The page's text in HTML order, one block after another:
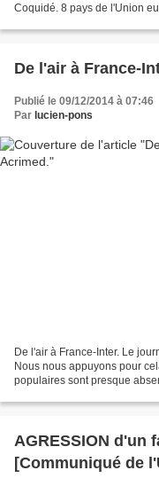
Coquidé. 8 pays de l'Union
De l'air à France-
Publié le 09/12/2014 à 07:46
Par lucien-pons
De l'air à France-Inter. Le
Nous nous appuyons pour
populaires sont presque
AGRESSION d'un
[Communiqué de